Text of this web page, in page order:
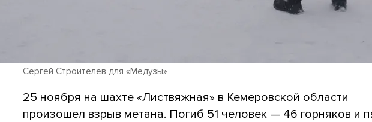
Сергей Строителев для «Медузы»
25 ноября на шахте «Листвяжная» в Кемеровской области
произошел взрыв метана. Погиб 51 человек — 46 горняков и